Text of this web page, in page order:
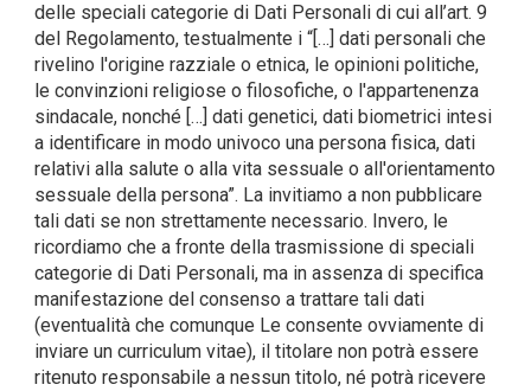
delle speciali categorie di Dati Personali di cui all’art. 9
del Regolamento, testualmente i “[…] dati personali che
rivelino l'origine razziale o etnica, le opinioni politiche,
le convinzioni religiose o filosofiche, o l'appartenenza
sindacale, nonché […] dati genetici, dati biometrici intesi
a identificare in modo univoco una persona fisica, dati
relativi alla salute o alla vita sessuale o all'orientamento
sessuale della persona”. La invitiamo a non pubblicare
tali dati se non strettamente necessario. Invero, le
ricordiamo che a fronte della trasmissione di speciali
categorie di Dati Personali, ma in assenza di specifica
manifestazione del consenso a trattare tali dati
(eventualità che comunque Le consente ovviamente di
inviare un curriculum vitae), il titolare non potrà essere
ritenuto responsabile a nessun titolo, né potrà ricevere